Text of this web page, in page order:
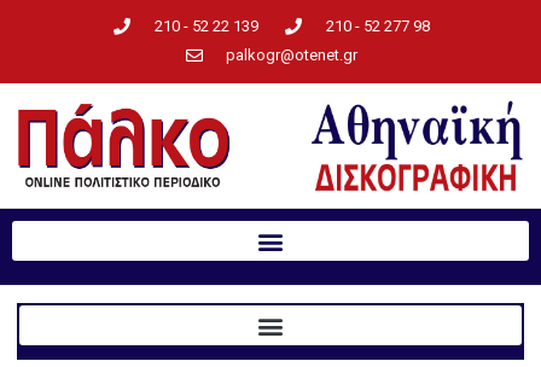
210 - 52 22 139
210 - 52 277 98
palkogr@otenet.gr